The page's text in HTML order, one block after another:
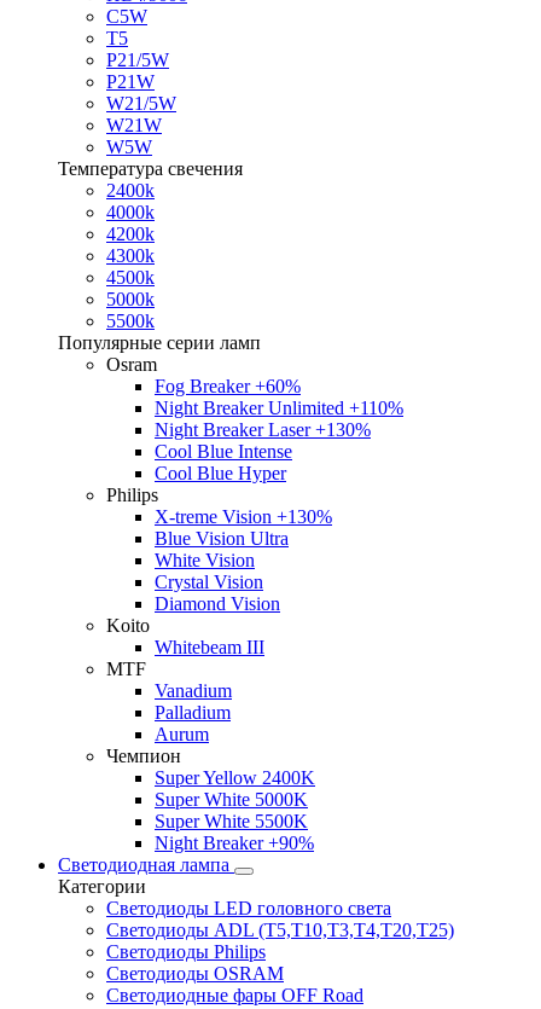
C5W
T5
P21/5W
P21W
W21/5W
W21W
W5W
Температура свечения
2400k
4000k
4200k
4300k
4500k
5000k
5500k
Популярные серии ламп
Osram
Fog Breaker +60%
Night Breaker Unlimited +110%
Night Breaker Laser +130%
Cool Blue Intense
Cool Blue Hyper
Philips
X-treme Vision +130%
Blue Vision Ultra
White Vision
Crystal Vision
Diamond Vision
Koito
Whitebeam III
MTF
Vanadium
Palladium
Aurum
Чемпион
Super Yellow 2400K
Super White 5000K
Super White 5500K
Night Breaker +90%
Светодиодная лампа
Категории
Светодиоды LED головного света
Светодиоды ADL (T5,T10,T3,T4,T20,T25)
Светодиоды Philips
Светодиоды OSRAM
Светодиодные фары OFF Road